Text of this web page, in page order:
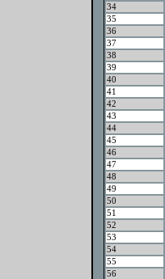
34
35
36
37
38
39
40
41
42
43
44
45
46
47
48
49
50
51
52
53
54
55
56